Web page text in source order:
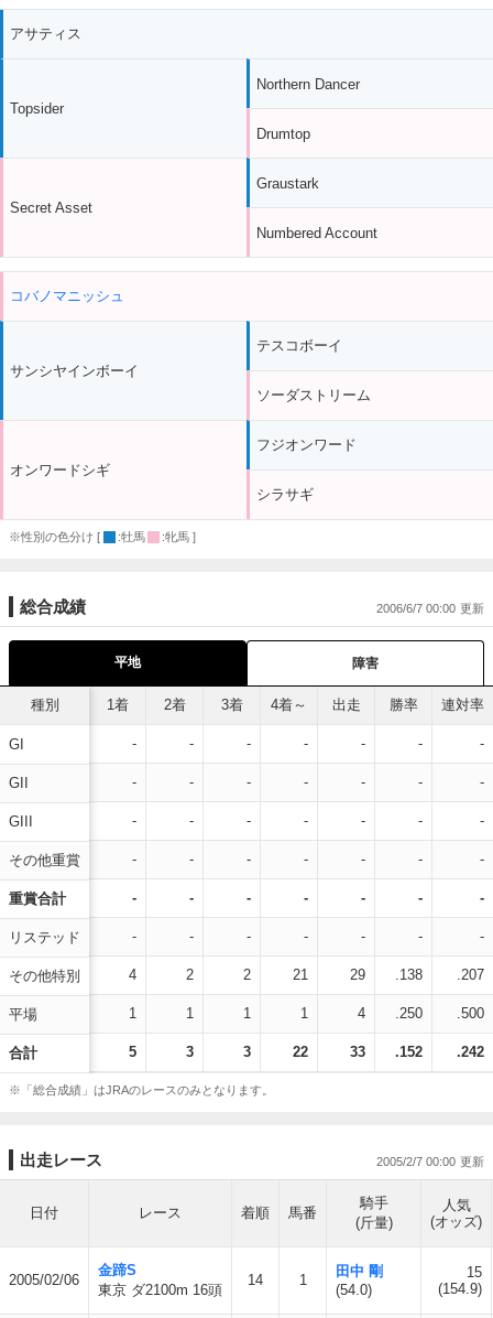
アサティス
Topsider
Secret Asset
Northern Dancer
Drumtop
Graustark
Numbered Account
コバノマニッシュ
サンシヤインボーイ
オンワードシギ
テスコボーイ
ソーダストリーム
フジオンワード
シラサギ
※性別の色分け [ :牡馬 :牝馬 ]
総合成績 2006/6/7 00:00
平地 障害
種別
GI
GII
GIII
その他重賞
重賞合計
リステッド
その他特別
平場
合計
1着 2着 3着 4着～ 出走 勝率 連対率
- - - - - - -
- - - - - - -
- - - - - - -
- - - - - - -
- - - - - - -
- - - - - - -
4 2 2 21 29 .138 .207
1 1 1 1 4 .250 .500
5 3 3 22 33 .152 .242
※「総合成績」はJRAのレースのみとなります。
出走レース 2005/2/7 00:00
日付 レース 着順 馬番
騎手
(斤量)
人気
(オッズ)
2005/02/06
金蹄S
東京 ダ2100m 16頭
14 1
田中 剛
(54.0)
15
(154.9)